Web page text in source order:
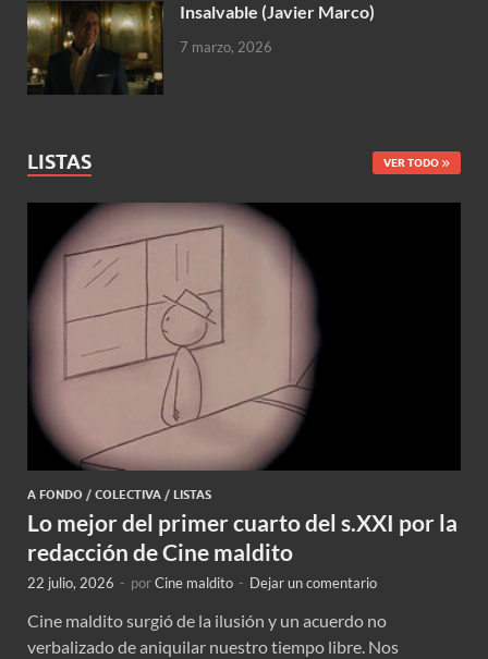
Insalvable (Javier Marco)
7 marzo, 2026
LISTAS VER TODO
A FONDO / COLECTIVA / LISTAS
Lo mejor del primer cuarto del s.XXI por la
redacción de Cine maldito
22 julio, 2026 - porCine maldito - Dejar un comentario
Cine maldito surgió de la ilusión y un acuerdo no
verbalizado de aniquilar nuestro tiempo libre. Nos